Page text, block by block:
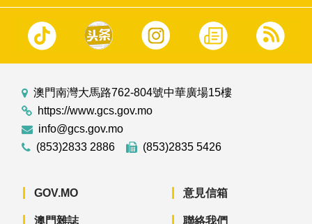
澳門南灣大馬路762-804號中華廣場15樓
https://www.gcs.gov.mo
info@gcs.gov.mo
(853)2833 2886
(853)2835 5426
GOV.MO
澳門雜誌
意見信箱
聯絡我們